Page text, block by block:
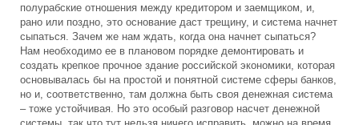
полурабские отношения между кредитором и заемщиком, и,
рано или поздно, это основание даст трещину, и система начнет
сыпаться. Зачем же нам ждать, когда она начнет сыпаться?
Нам необходимо ее в плановом порядке демонтировать и
создать крепкое прочное здание российской экономики, которая
основывалась бы на простой и понятной системе сферы банков,
но и, соответственно, там должна быть своя денежная система
– тоже устойчивая. Но это особый разговор насчет денежной